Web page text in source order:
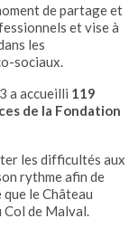
de partage et
et vise à
les
sociaux.
a accueilli 119
de la Fondation
les difficultés aux
rythme afin de
le Château
Col de Malval.